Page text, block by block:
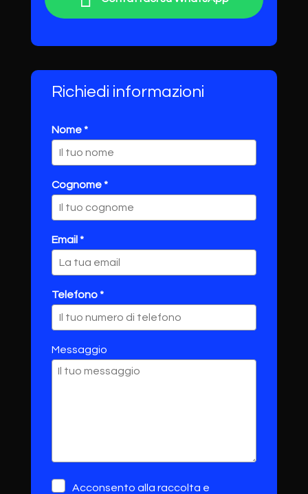
Richiedi informazioni
Nome *
Cognome *
Email *
Telefono *
Messaggio
Acconsento alla raccolta e